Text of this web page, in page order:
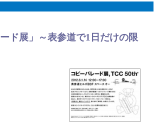
ド展」～表参道で1日だけの限